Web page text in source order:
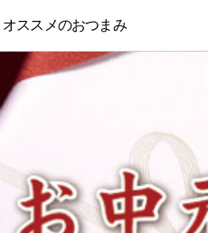
オススメのおつまみ